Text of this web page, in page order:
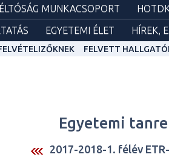
MUNKACSOPORT
EGYETEMI ÉLET HÍREK,
FELVETT
Egyetemi
2017-2018-1. félév